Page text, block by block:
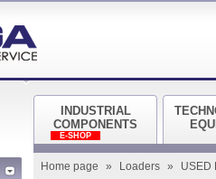
INDUSTRIAL
COMPONENTS
E-SHOP
Home page » Loaders » USED